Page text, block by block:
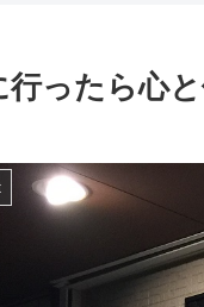
行ったら心